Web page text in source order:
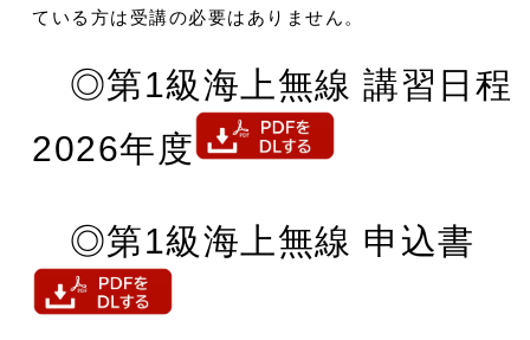
ている方は受講の必要はありません。
◎第1級海上無線 講習日程
2026年度
◎第1級海上無線 申込書